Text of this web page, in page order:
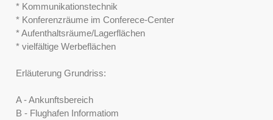
* Kommunikationstechnik
* Konferenzräume im Conferece-Center
* Aufenthaltsräume/Lagerflächen
* vielfältige Werbeflächen
Erläuterung Grundriss:
A - Ankunftsbereich
B - Flughafen Informatiom